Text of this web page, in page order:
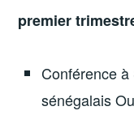
premier
Conférence
sénégalais